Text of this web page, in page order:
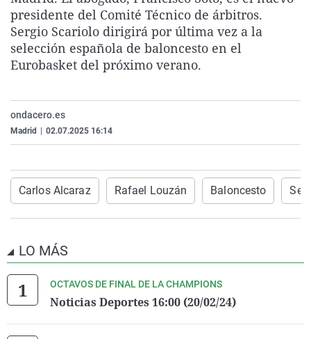
La rosa de los vientos
Gente viajera
Caso
Retornados
Extremadura
Galicia
Virales
Televisión
presidente del Comité Técnico de árbitros.
Sergio Scariolo dirigirá por última vez a la
selección española de baloncesto en el
Eurobasket del próximo verano.
ondacero.es
Madrid 02.07.2025 16:14
Carlos Alcaraz Rafael Louzán Baloncesto
LO MÁS
OCTAVOS DE FINAL DE LA CHAMPIONS
Noticias Deportes 16:00 (20/02/24)